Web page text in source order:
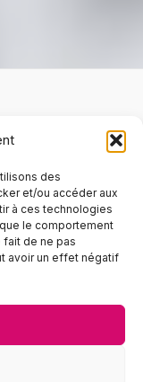
des
et/ou accéder aux
à ces technologies
le comportement
fait de ne pas
avoir un effet négatif